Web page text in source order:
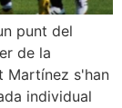
punt del
de la
Martínez s'han
individual